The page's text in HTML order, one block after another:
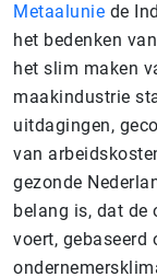
Metaalunie de
het bedenken
het slim maken
maakindustrie
uitdagingen,
van
gezonde
belang is, dat de
voert, gebaseerd